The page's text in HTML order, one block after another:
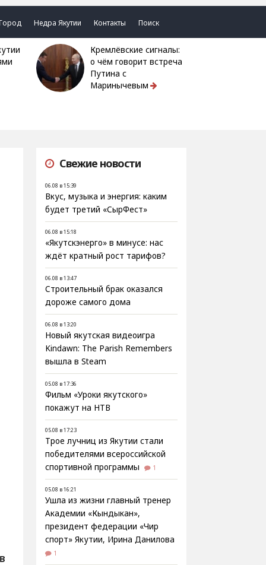
Недра Якутии Контакты Поиск
Кремлёвские сигналы:
о чём говорит встреча
Путина с
Маринычевым
Свежие новости
06.08 в 15:39
Вкус, музыка и энергия: каким
будет третий «СырФест»
06.08 в 15:18
«Якутскэнерго» в минусе: нас
ждёт кратный рост тарифов?
06.08 в 13:47
Строительный брак оказался
дороже самого дома
06.08 в 13:20
Новый якутская видеоигра
Kindawn: The Parish Remembers
вышла в Steam
05.08 в 17:36
Фильм «Уроки якутского»
покажут на НТВ
05.08 в 17:23
Трое лучниц из Якутии стали
победителями всероссийской
спортивной программы
1
05.08 в 16:21
Ушла из жизни главный тренер
Академии «Кындыкан»,
президент федерации «Чир
спорт» Якутии, Ирина Данилова
1